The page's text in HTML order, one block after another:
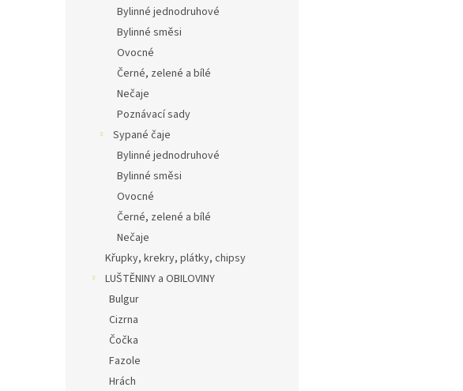
Bylinné jednodruhové
Bylinné směsi
Ovocné
Černé, zelené a bílé
Nečaje
Poznávací sady
Sypané čaje
Bylinné jednodruhové
Bylinné směsi
Ovocné
Černé, zelené a bílé
Nečaje
Křupky, krekry, plátky, chipsy
LUŠTĚNINY a OBILOVINY
Bulgur
Cizrna
Čočka
Fazole
Hrách